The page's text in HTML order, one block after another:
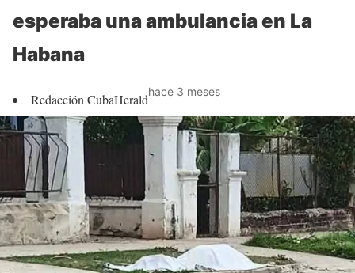
esperaba una ambulancia en La
Habana
Redacción CubaHeraldhace 3 meses